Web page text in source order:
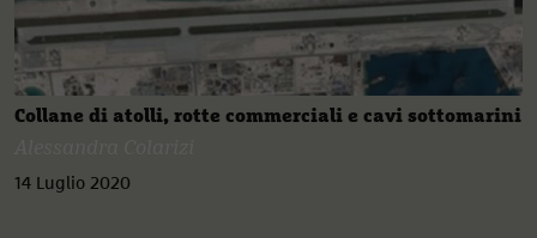
Collane di atolli, rotte commerciali e cavi sottomarini
14 Luglio 2020